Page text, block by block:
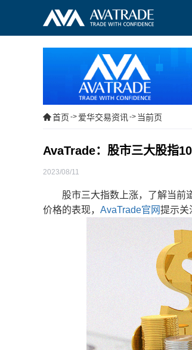
首页 -> 爱华交易资讯 -> 当前页
AvaTrade：股市三大股指
2023/08/11
股市三大指数上涨，了解当前道
价格的表现， AvaTrade官网提示关